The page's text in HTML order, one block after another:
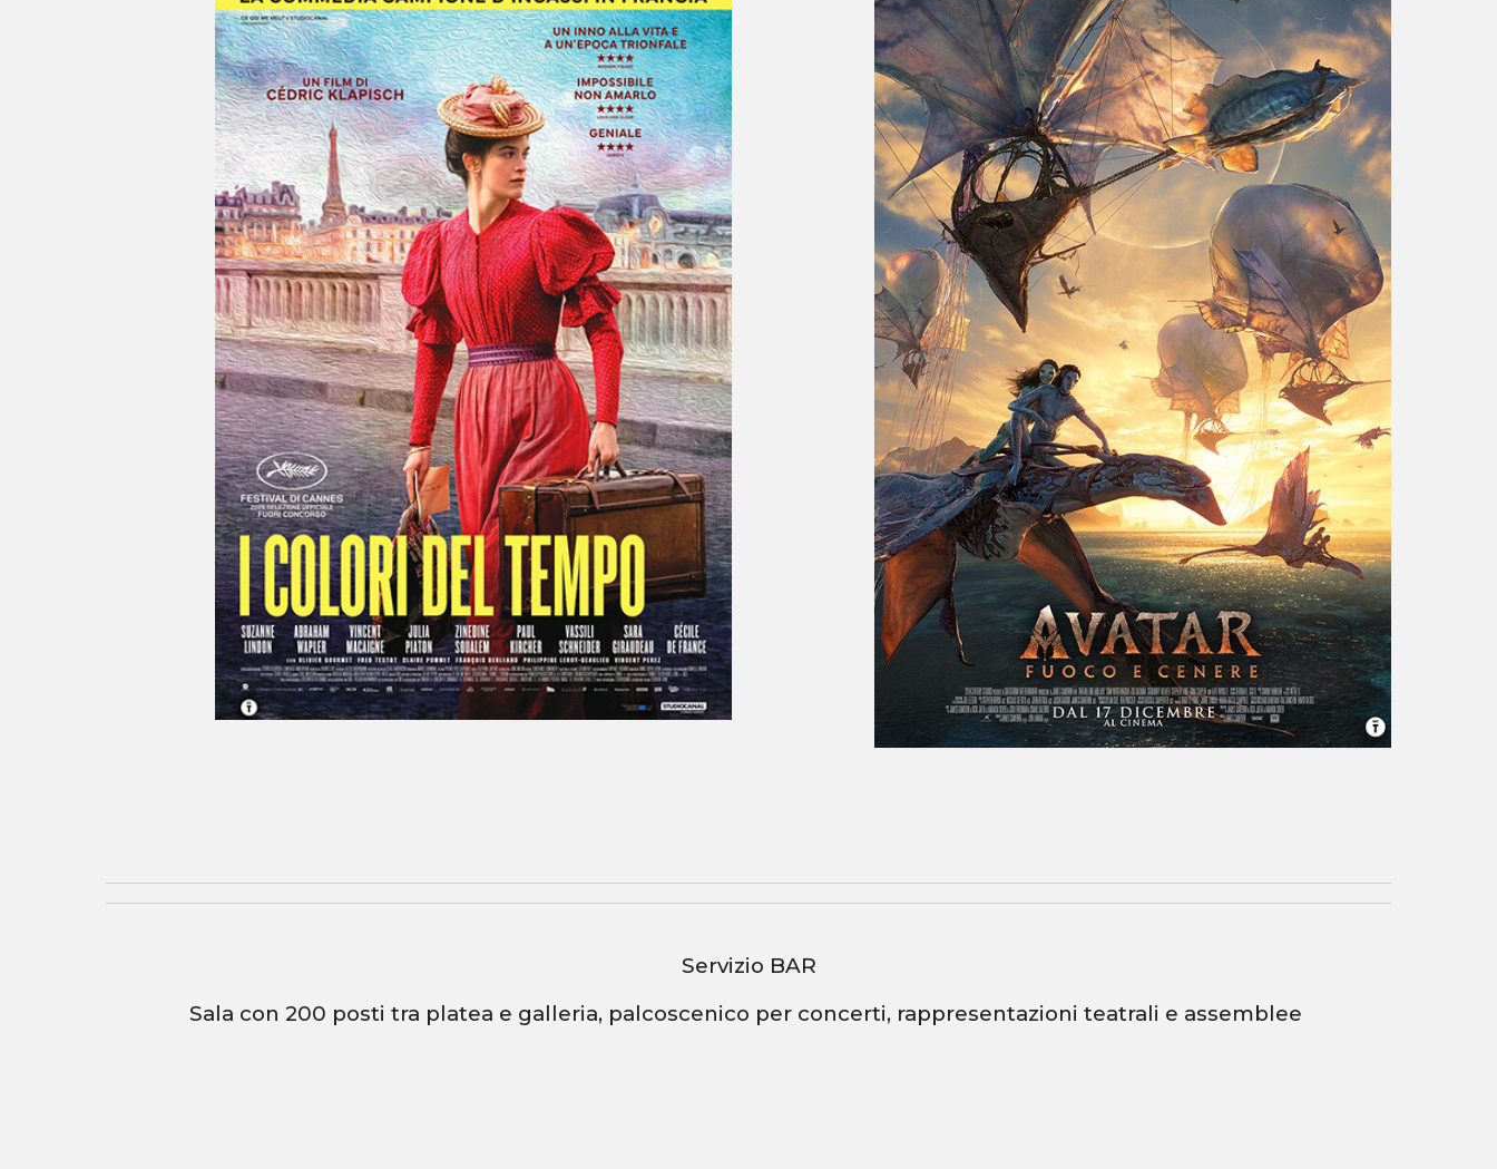
Servizio BAR
Sala con 200 posti tra platea e galleria, palcoscenico per concerti, rappresentazioni teatrali e assemblee